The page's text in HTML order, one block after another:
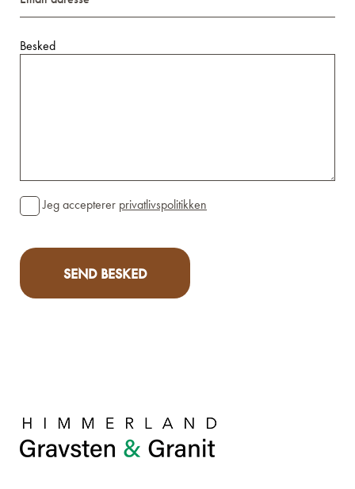
adresse
Besked
ConsentJeg accepterer privatlivspolitikken